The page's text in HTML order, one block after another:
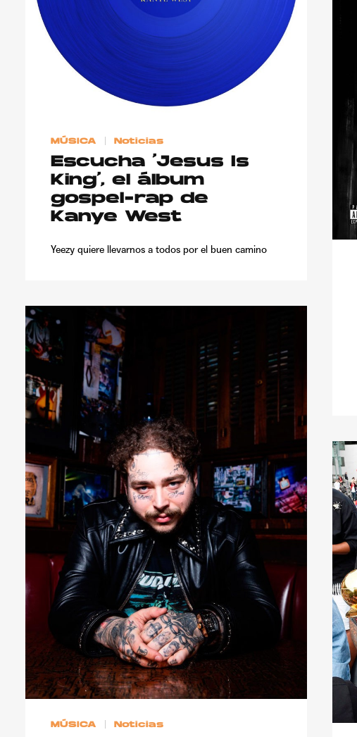
MÚSICA Noticias
Escucha ‘Jesus Is
King’, el álbum
gospel-rap de
Kanye West
Yeezy quiere llevarnos a todos por el buen camino
MÚSICA Noticias